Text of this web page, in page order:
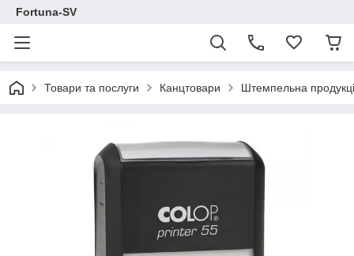
Fortuna-SV
Товари та послуги Канцтовари Штемпельна